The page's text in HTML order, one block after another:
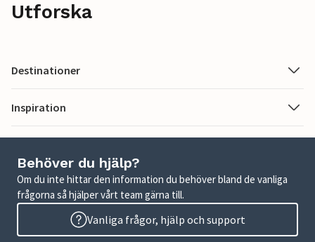
Utforska
Destinationer
Inspiration
Behöver du hjälp?
Om du inte hittar den information du behöver bland de vanliga
frågorna så hjälper vårt team gärna till.
Vanliga frågor, hjälp och support